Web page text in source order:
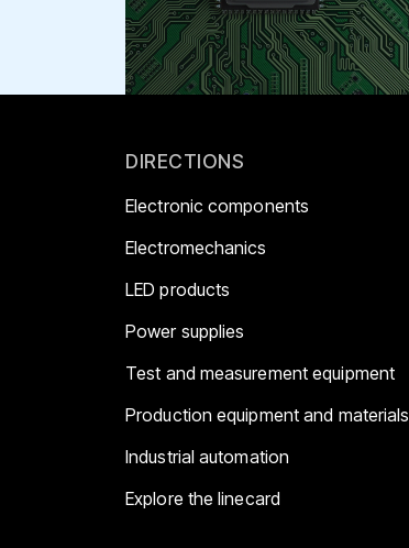
DIRECTIONS
Electronic components
Electromechanics
LED products
Power supplies
Test and measurement equipment
Production equipment and materials
Industrial automation
Explore the linecard